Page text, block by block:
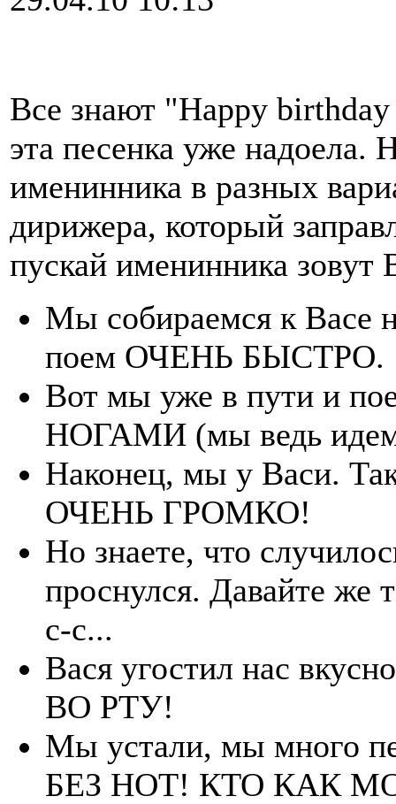
Все знают "Happy
эта песенка уже надоела.
именинника в разных
дирижера, который
пускай именинника зовут
Мы собираемся к Васе
поем ОЧЕНЬ БЫСТРО.
Вот мы уже в пути и
НОГАМИ (мы ведь
Наконец, мы у Васи.
ОЧЕНЬ ГРОМКО!
Но знаете, что
проснулся. Давайте
с-с...
Вася угостил нас
ВО РТУ!
Мы устали, мы много
БЕЗ НОТ! КТО КАК